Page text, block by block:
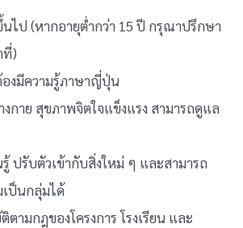
นไป (หากอายุต่ำกว่า 15 ปี กรุณาปรึกษา
ที่)
องมีความรู้ภาษาญี่ปุ่น
กาย สุขภาพจิตใจแข็งแรง สามารถดูแล
ปรับตัวเข้ากับสิ่งใหม่ ๆ และสามารถ
ป็นกลุ่มได้
ามกฎของโครงการ โรงเรียน และ